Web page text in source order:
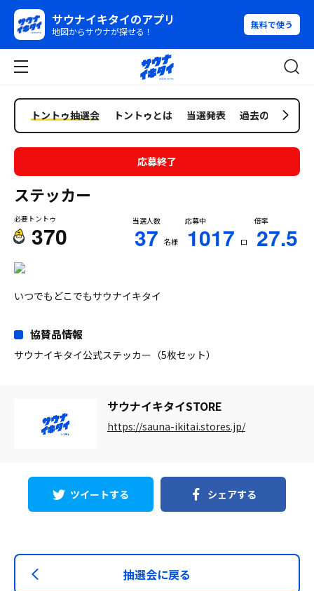
サウナイキタイのアプリ
地図からサウナが探せる！
無料で使う
トントゥ抽選会 トントゥとは 当選発表 過去の抽選会
応募終了
ステッカー
必要トントゥ
370
当選人数
37 名様
応募中
1017 口
倍率
27.5
いつでもどこでもサウナイキタイ
協賛品情報
サウナイキタイ公式ステッカー（5枚セット）
サウナイキタイSTORE
https://sauna-ikitai.stores.jp/
ツイートする シェアする
抽選会に戻る